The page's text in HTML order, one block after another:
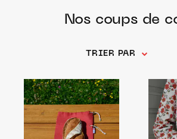
Nos coups de
TRIER PAR